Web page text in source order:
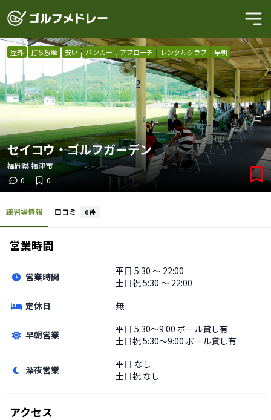
屋外 打ち放題 安い バンカー アプローチ レンタルクラブ 早朝
セイコウ・ゴルフガーデン
福岡県福津市
0
0
練習場情報 口コミ 0件
営業時間
営業時間 平日 5:30 〜 22:00
土日祝5:30 〜 22:00
定休日
無
早朝営業 平日 5:30〜9:00 ボール貸し有
土日祝5:30〜9:00 ボール貸し有
深夜営業 平日 なし
土日祝 なし
アクセス